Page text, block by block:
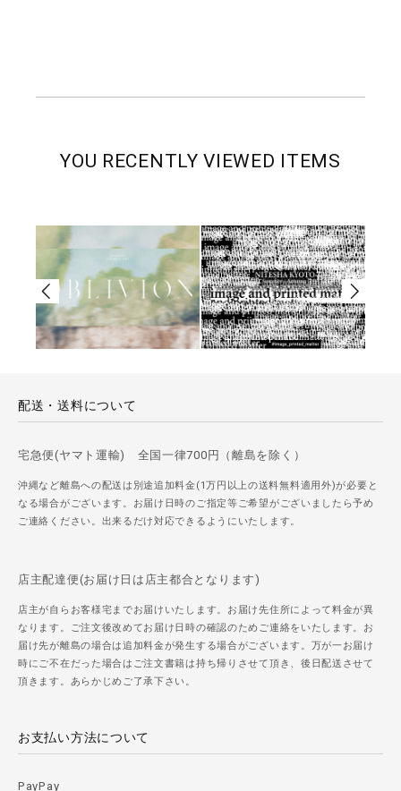
YOU RECENTLY VIEWED ITEMS
配送・送料について
宅急便(ヤマト運輸) 全国一律700円（離島を除く）
沖縄など離島への配送は別途追加料金(1万円以上の送料無料適用外)が必要と
なる場合がございます。お届け日時のご指定等ご希望がございましたら予め
ご連絡ください。出来るだけ対応できるようにいたします。
店主配達便(お届け日は店主都合となります)
店主が自らお客様宅までお届けいたします。お届け先住所によって料金が異
なります。ご注文後改めてお届け日時の確認のためご連絡をいたします。お
届け先が離島の場合は追加料金が発生する場合がございます。万が一お届け
時にご不在だった場合はご注文書籍は持ち帰りさせて頂き、後日配送させて
頂きます。あらかじめご了承下さい。
お支払い方法について
PayPay